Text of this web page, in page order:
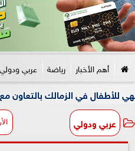
أهم الأخبار رياضة عربي ودولي
الزمالك بالتعاون مع ”علاء
عربي ودولي